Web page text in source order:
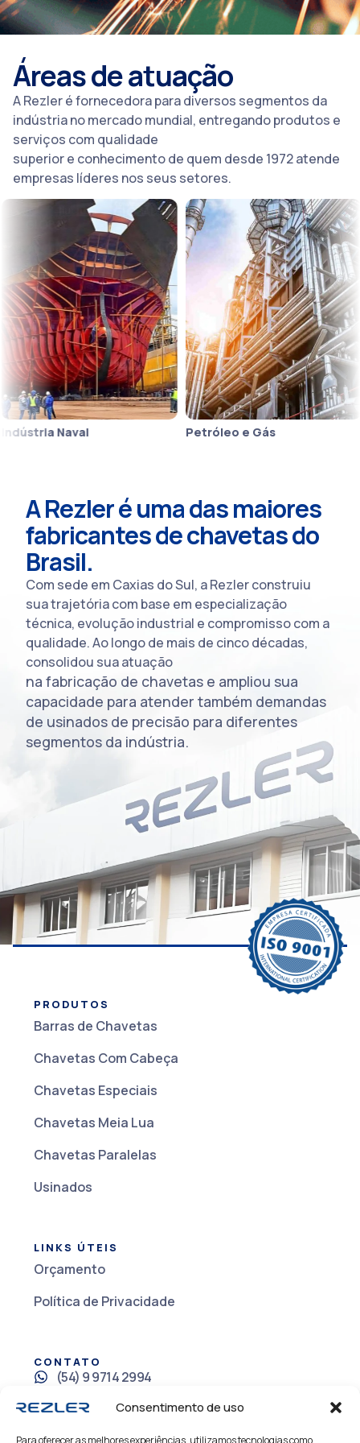
Consentimento de uso
Para oferecer as melhores experiências, utilizamos tecnologias como
Áreas de atuação
A Rezler é fornecedora para diversos segmentos da
indústria no mercado mundial, entregando produtos e
serviços com qualidade
superior e conhecimento de quem desde 1972 atende
empresas líderes nos seus setores.
Naval Petróleo e Gás
A Rezler é uma das maiores
fabricantes de chavetas do
Brasil.
Com sede em Caxias do Sul, a Rezler construiu
sua trajetória com base em especialização
técnica, evolução industrial e compromisso com a
qualidade. Ao longo de mais de cinco décadas,
consolidou sua atuação
na fabricação de chavetas e ampliou sua
capacidade para atender também demandas
de usinados de precisão para diferentes
segmentos da indústria.
PRODUTOS
Barras de Chavetas
Chavetas Com Cabeça
Chavetas Especiais
Chavetas Meia Lua
Chavetas Paralelas
Usinados
LINKS ÚTEIS
Orçamento
Política de Privacidade
CONTATO
(54) 9 9714 2994
+55 (54) 3021.8500
rezler@rezler.com.br